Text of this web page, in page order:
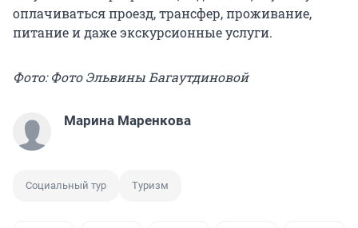
оплачиваться проезд, трансфер, проживание,
питание и даже экскурсионные услуги.
Фото: Фото Эльвины Багаутдиновой
Марина Маренкова
Социальный тур Туризм